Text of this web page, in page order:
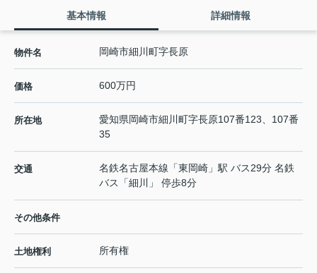
基本情報 詳細情報
物件名 岡崎市細川町字長原
価格 600万円
所在地 愛知県岡崎市細川町字長原107番123、107番
35
交通 名鉄名古屋本線 「東岡崎 」駅 バス29分 名鉄
バス「細川」 停歩8分
その他条件
土地権利 所有権